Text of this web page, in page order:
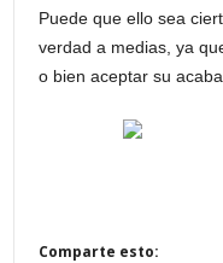
Puede que ello sea
verdad a medias, ya
o bien aceptar su
Comparte esto: